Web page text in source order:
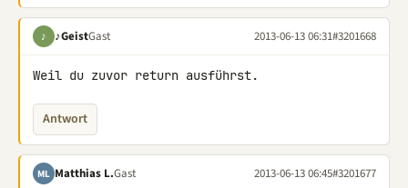
♪ ♪GeistGast 2013-06-13 06:31#3201668
Weil du zuvor return ausführst.
Antwort
ML Matthias L.Gast 2013-06-13 06:45#3201677